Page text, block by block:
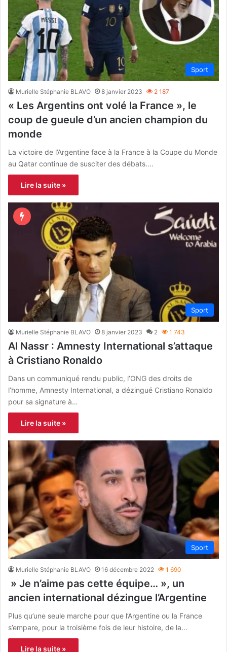
Sport
Murielle Stéphanie BLAVO 8 janvier 2023 2 187
« Les Argentins ont volé la France », le
coup de gueule d’un ancien champion du
monde
La victoire de l’Argentine face à la France à la Coupe du Monde
au Qatar continue de susciter des débats.…
Lire la suite »
Sport
Murielle Stéphanie BLAVO 8 janvier 2023 2 1 743
Al Nassr : Amnesty International s’attaque
à Cristiano Ronaldo
Dans un communiqué rendu public, l’ONG des droits de
l’homme, Amnesty International, a dézingué Cristiano Ronaldo
pour sa signature à…
Lire la suite »
Sport
Murielle Stéphanie BLAVO 16 décembre 2022 1 690
» Je n’aime pas cette équipe… », un
ancien international dézingue l’Argentine
Plus qu’une seule marche pour que l’Argentine ou la France
s’empare, pour la troisième fois de leur histoire, de la…
Lire la suite »